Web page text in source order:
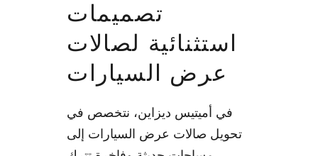
تصميمات
استثنائية لصالات
عرض السيارات
في أميتيس ديزاين، نتخصص في
تحويل صالات عرض السيارات إلى